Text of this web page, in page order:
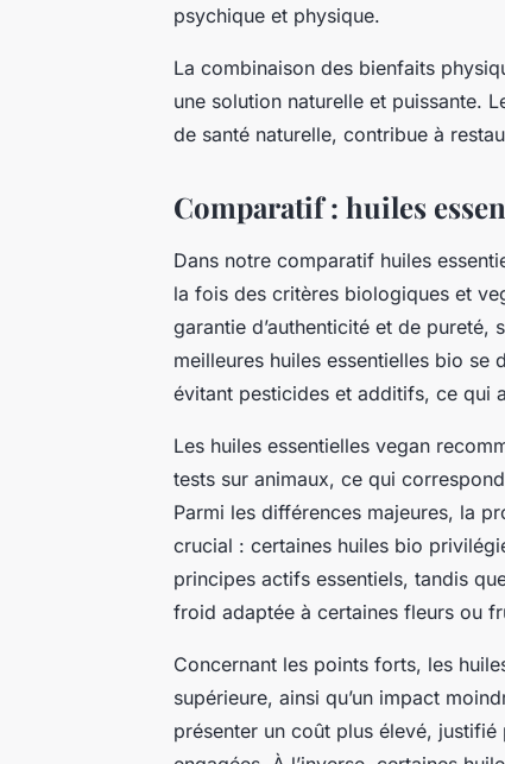
psychique et physique.
La combinaison des bienfaits
une solution naturelle et puissante.
de santé naturelle, contribue à
Comparatif : huiles
Dans notre comparatif huiles
la fois des critères biologiques et
garantie d’authenticité et de pureté,
meilleures huiles essentielles bio se
évitant pesticides et additifs, ce qui
Les huiles essentielles vegan
tests sur animaux, ce qui
Parmi les différences majeures, la
crucial : certaines huiles bio
principes actifs essentiels, tandis
froid adaptée à certaines fleurs ou
Concernant les points forts, les
supérieure, ainsi qu’un impact
présenter un coût plus élevé,